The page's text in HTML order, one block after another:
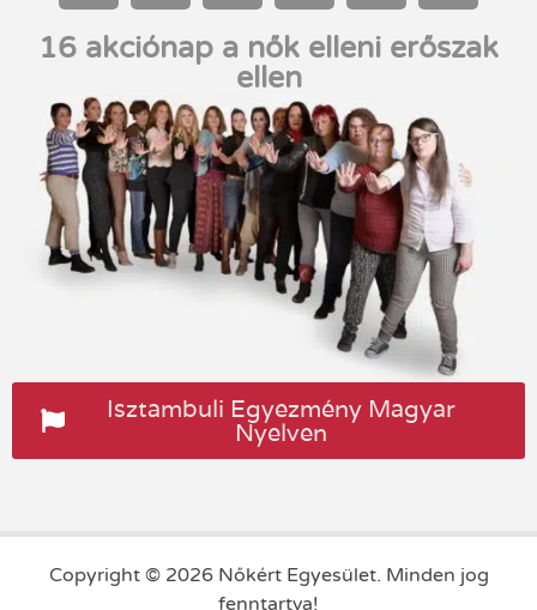
16 akciónap a nők elleni erőszak
ellen
Isztambuli Egyezmény Magyar
Nyelven
Copyright © 2026 Nőkért Egyesület. Minden jog
fenntartva!